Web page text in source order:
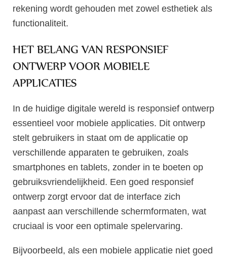
rekening wordt gehouden met zowel esthetiek als
functionaliteit.
HET BELANG VAN RESPONSIEF
ONTWERP VOOR MOBIELE
APPLICATIES
In de huidige digitale wereld is responsief ontwerp
essentieel voor mobiele applicaties. Dit ontwerp
stelt gebruikers in staat om de applicatie op
verschillende apparaten te gebruiken, zoals
smartphones en tablets, zonder in te boeten op
gebruiksvriendelijkheid. Een goed responsief
ontwerp zorgt ervoor dat de interface zich
aanpast aan verschillende schermformaten, wat
cruciaal is voor een optimale spelervaring.
Bijvoorbeeld, als een mobiele applicatie niet goed